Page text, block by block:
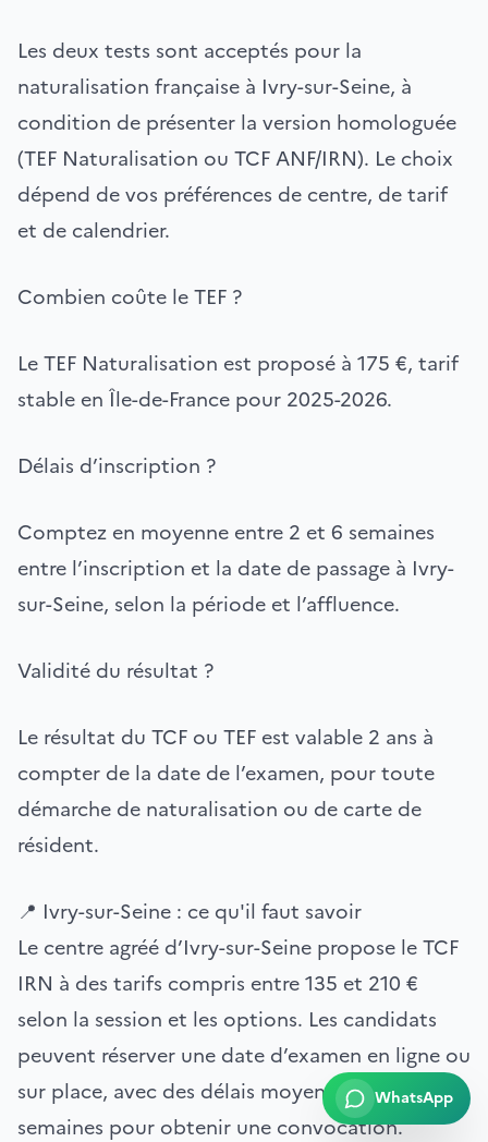
Les deux tests sont acceptés pour la
naturalisation française à Ivry-sur-Seine, à
condition de présenter la version homologuée
(TEF Naturalisation ou TCF ANF/IRN). Le choix
dépend de vos préférences de centre, de tarif
et de calendrier.
Combien coûte le TEF ?
Le TEF Naturalisation est proposé à 175 €, tarif
stable en Île-de-France pour 2025-2026.
Délais d’inscription ?
Comptez en moyenne entre 2 et 6 semaines
entre l’inscription et la date de passage à Ivry-
sur-Seine, selon la période et l’affluence.
Validité du résultat ?
Le résultat du TCF ou TEF est valable 2 ans à
compter de la date de l’examen, pour toute
démarche de naturalisation ou de carte de
résident.
📍 Ivry-sur-Seine : ce qu'il faut savoir
Le centre agréé d’Ivry-sur-Seine propose le TCF
IRN à des tarifs compris entre 135 et 210 €
selon la session et les options. Les candidats
peuvent réserver une date d’examen en ligne ou
sur place, avec des délais moyens de 2 à 6
semaines pour obtenir une convocation.
WhatsApp